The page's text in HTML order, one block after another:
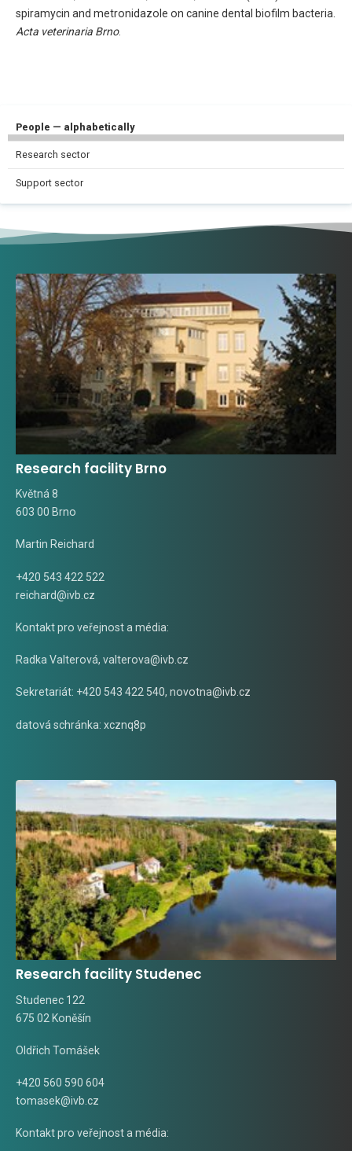
spiramycin and metronidazole on canine dental biofilm bacteria.
Acta veterinaria Brno.
People — alphabetically
Research sector
Support sector
Research facility Brno
Květná 8
603 00 Brno
Martin Reichard
+420 543 422 522
reichard@ivb.cz
Kontakt pro veřejnost a média:
Radka Valterová, valterova@ivb.cz
Sekretariát: +420 543 422 540, novotna@ivb.cz
datová schránka: xcznq8p
Research facility Studenec
Studenec 122
675 02 Koněšín
Oldřich Tomášek
+420 560 590 604
tomasek@ivb.cz
Kontakt pro veřejnost a média: